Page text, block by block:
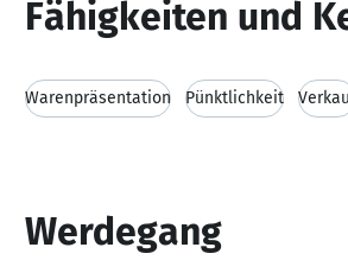
Fähigkeiten und
Warenpräsentation Pünktlichkeit
Werdegang